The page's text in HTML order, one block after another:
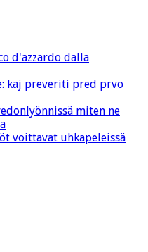
d'azzardo dalla
kaj preveriti pred prvo
miten ne
voittavat uhkapeleissä